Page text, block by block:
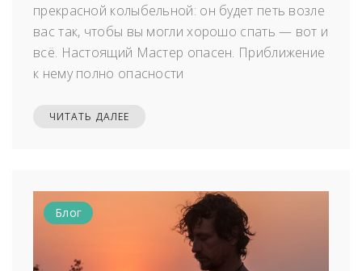
прекрасной колыбельной: он будет петь возле
вас так, чтобы вы могли хорошо спать — вот и
всё. Настоящий Мастер опасен. Приближение
к нему полно опасности
ЧИТАТЬ ДАЛЕЕ
Блог